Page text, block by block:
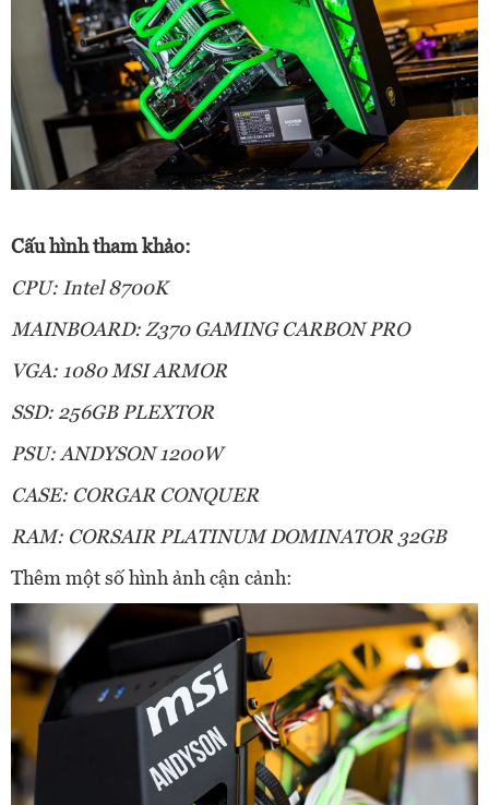
Cấu hình tham khảo:
CPU: Intel 8700K
MAINBOARD: Z370 GAMING CARBON PRO
VGA: 1080 MSI ARMOR
SSD: 256GB PLEXTOR
PSU: ANDYSON 1200W
CASE: CORGAR CONQUER
RAM: CORSAIR PLATINUM DOMINATOR 32GB
Thêm một số hình ảnh cận cảnh: